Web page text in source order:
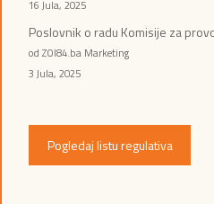
16 Jula, 2025
Poslovnik o radu Komisije za
od ZOI84.ba Marketing
3 Jula, 2025
Pogledaj listu regulativa